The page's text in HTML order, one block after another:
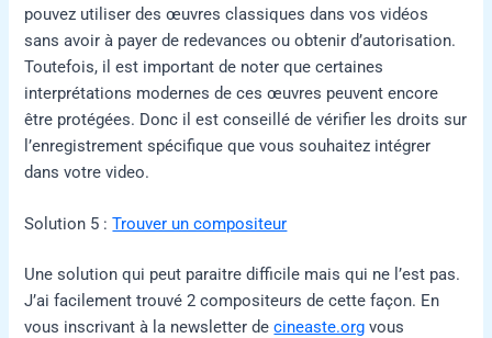
pouvez utiliser des œuvres classiques dans vos vidéos
sans avoir à payer de redevances ou obtenir d’autorisation.
Toutefois, il est important de noter que certaines
interprétations modernes de ces œuvres peuvent encore
être protégées. Donc il est conseillé de vérifier les droits sur
l’enregistrement spécifique que vous souhaitez intégrer
dans votre video.
Solution 5 :Trouver un compositeur
Une solution qui peut paraitre difficile mais qui ne l’est pas.
J’ai facilement trouvé 2 compositeurs de cette façon. En
vous inscrivant à la newsletter decineaste.org vous